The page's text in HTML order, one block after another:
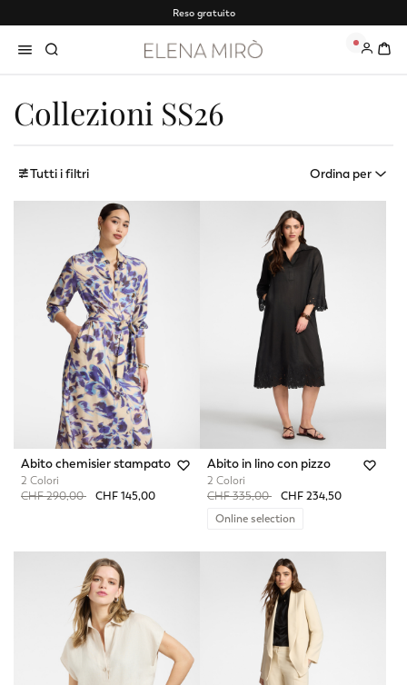
Reso gratuito
0
Collezioni SS26
Tutti i filtri Ordina per
Abito chemisier stampato
2 Colori
Price reduced from
CHF 290,00toCHF 145,00
Abito in lino con pizzo
2 Colori
Price reduced from
CHF 335,00toCHF 234,50
Online selection